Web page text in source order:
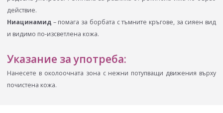
действие.
Ниацинамид – помага за борбата с тъмните кръгове, за сияен вид
и видимо по-изсветлена кожа.
Указание за употреба:
Нанесете в околоочната зона с нежни потупващи движения върху
почистена кожа.